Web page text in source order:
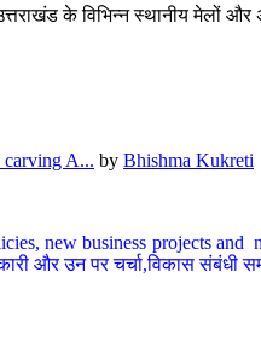
के विभिन्न स्थानीय मेलों
carving A... by Bhishma Kukreti
new business projects
और उन पर चर्चा,विकास संबंधी